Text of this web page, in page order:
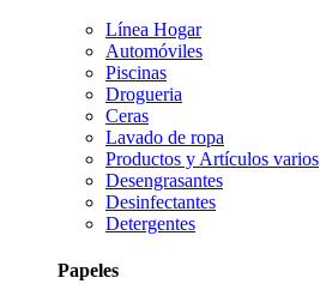
Línea Hogar
Automóviles
Piscinas
Drogueria
Ceras
Lavado de ropa
Productos y Artículos varios
Desengrasantes
Desinfectantes
Detergentes
Papeles